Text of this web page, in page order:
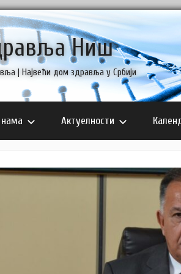
Ниш
| Највећи дом здравља у Србији
Актуелности